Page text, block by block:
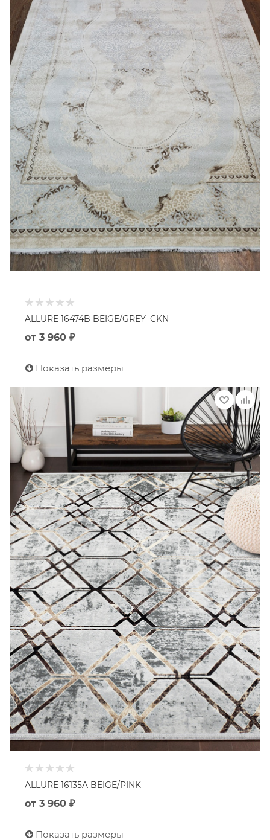
ALLURE 16474B BEIGE/GREY_CKN
от 3 960 ₽
Показать размеры
ALLURE 16135A BEIGE/PINK
от 3 960 ₽
Показать размеры